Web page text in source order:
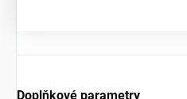
Doplňkové parametry